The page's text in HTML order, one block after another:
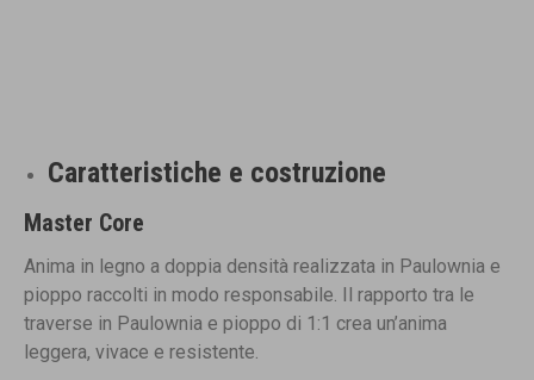
Caratteristiche e costruzione
Master Core
Anima in legno a doppia densità realizzata in Paulownia e
pioppo raccolti in modo responsabile. Il rapporto tra le
traverse in Paulownia e pioppo di 1:1 crea un’anima
leggera, vivace e resistente.